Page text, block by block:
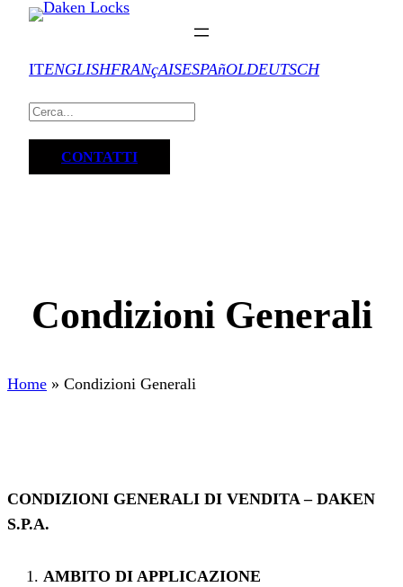
ITENGLISHFRANçAISESPAñOLDEUTSCH
CONTATTI
Condizioni Generali
Home » Condizioni Generali
CONDIZIONI GENERALI DI VENDITA – DAKEN
S.P.A.
AMBITO DI APPLICAZIONE